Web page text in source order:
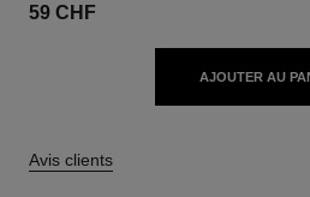
59 CHF
AJOUTER AU
Avis clients